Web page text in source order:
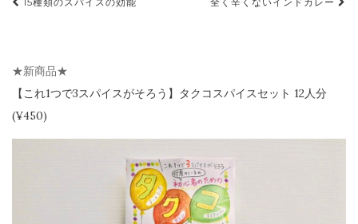
ビ
ゲ
ー
シ
★新商品★
【これ1つで3スパイスがそろう】
タクコスパイスセット 12人分
(¥450)